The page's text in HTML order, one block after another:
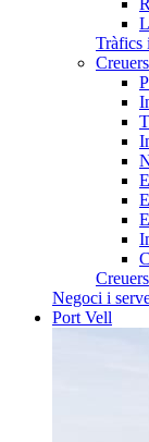
Tràfics
Creuers
Creuers
Negoci i
Port Vell